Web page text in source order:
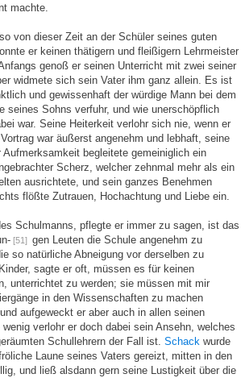
machte.
von dieser Zeit an der Schüler seines guten
er keinen thätigern und fleißigern Lehrmeister
genoß er seinen Unterricht mit zwei seiner
widmete sich sein Vater ihm ganz allein. Es ist
und gewissenhaft der würdige Mann bei dem
seines Sohns verfuhr, und wie unerschöpflich
war. Seine Heiterkeit verlohr sich nie, wenn er
war äußerst angenehm und lebhaft, seine
Aufmerksamkeit begleitete gemeiniglich ein
Scherz, welcher zehnmal mehr als ein
ausrichtete, und sein ganzes Benehmen
flößte Zutrauen, Hochachtung und Liebe ein.
Schulmanns, pflegte er immer zu sagen, ist das
[51] gen Leuten die Schule angenehm zu
so natürliche Abneigung vor derselben zu
sagte er oft, müssen es für keinen
unterrichtet zu werden; sie müssen mit mir
in den Wissenschaften zu machen
aufgeweckt er aber auch in allen seinen
wenig verlohr er doch dabei sein Ansehn, welches
Schullehrern der Fall ist. Schack wurde
Laune seines Vaters gereizt, mitten in den
und ließ alsdann gern seine Lustigkeit über die